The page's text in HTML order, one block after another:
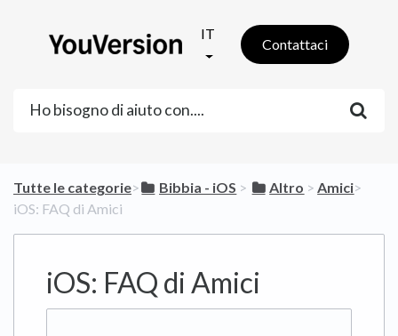
IT
Contattaci
Tutte le categorie​>​ ​Bibbia - iOS ​ > ​ ​Altro ​ > ​​Amici​>​
iOS: FAQ di Amici
iOS: FAQ di Amici